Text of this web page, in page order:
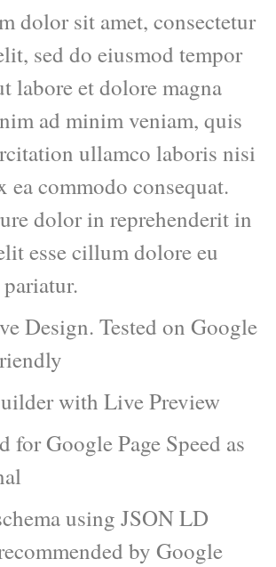
dolor sit amet, consectetur
sed do eiusmod tempor
labore et dolore magna
ad minim veniam, quis
ullamco laboris nisi
ea commodo consequat.
dolor in reprehenderit in
esse cillum dolore eu
Design. Tested on Google
with Live Preview
for Google Page Speed as
using JSON LD
by Google